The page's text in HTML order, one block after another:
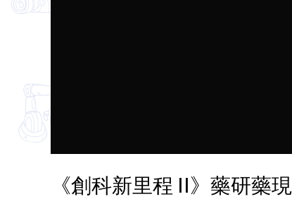
《創科新里程 II》藥研藥現